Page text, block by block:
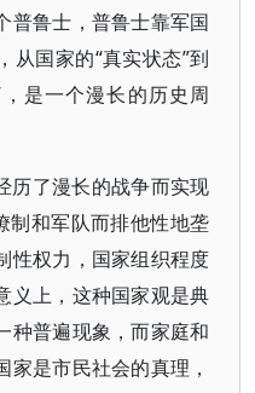
普鲁士，普鲁士靠军国
从国家的“真实状态”到
是一个漫长的历史周
历了漫长的战争而实现
制和军队而排他性地垄
性权力，国家组织程度
义上，这种国家观是典
种普遍现象，而家庭和
是市民社会的真理，